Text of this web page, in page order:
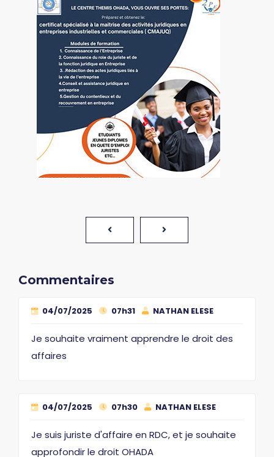
Commentaires
04/07/2025 07h31 NATHAN ELESE
Je souhaite vraiment apprendre le droit des
affaires
04/07/2025 07h30 NATHAN ELESE
Je suis juriste d'affaire en RDC, et je souhaite
approfondir le droit OHADA